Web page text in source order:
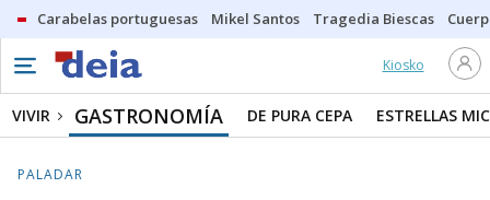
Carabelas portuguesas Mikel Santos Tragedia Biescas
Kiosko
VIVIR GASTRONOMÍA DE PURA CEPA ESTRELLAS
PALADAR